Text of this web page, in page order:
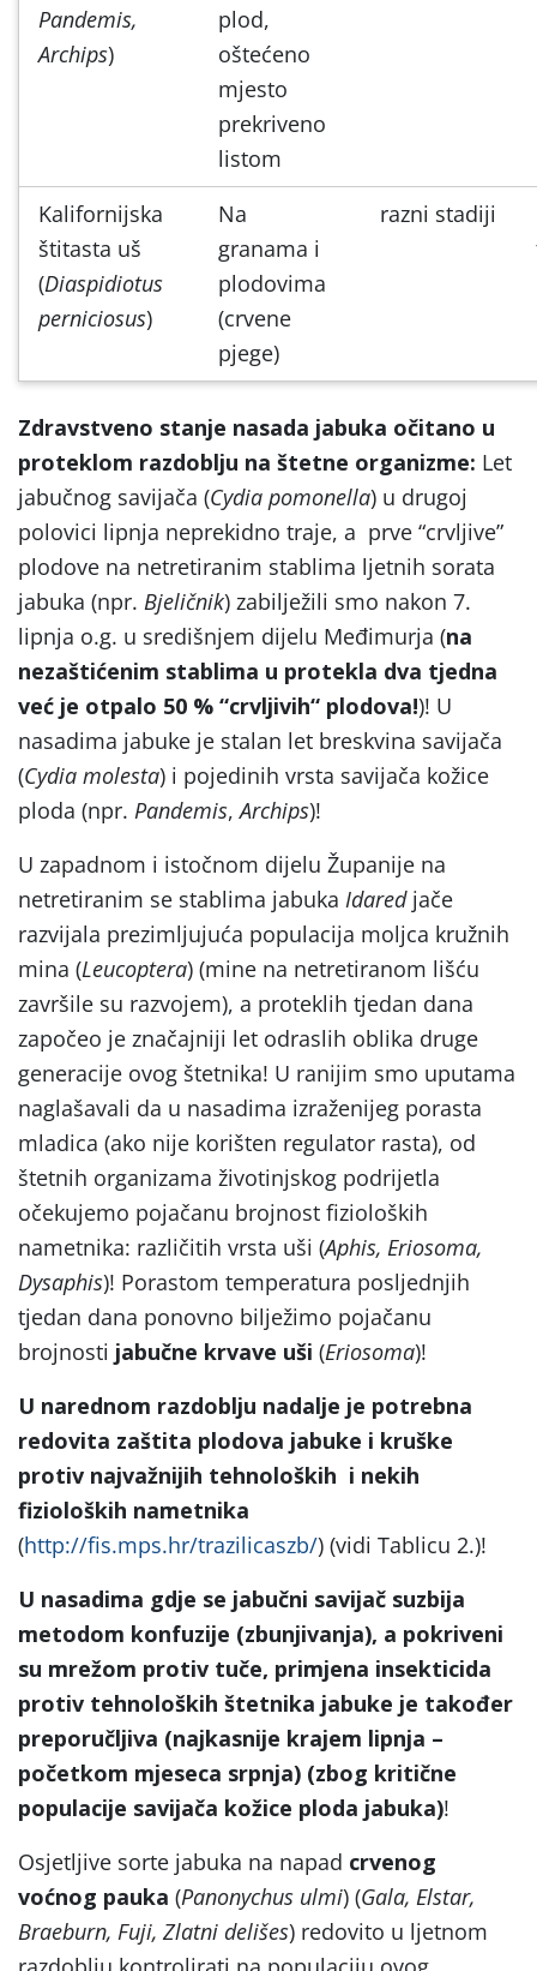
Pandemis,
Archips)
plod,
oštećeno
mjesto
prekriveno
listom
Kalifornijska
štitasta uš
(Diaspidiotus
perniciosus)
Na
granama i
plodovima
(crvene
pjege)
razni stadiji
Zdravstveno stanje nasada jabuka očitano u
proteklom razdoblju na štetne organizme: Let
jabučnog savijača (Cydia pomonella) u drugoj
polovici lipnja neprekidno traje, a prve “crvljive”
plodove na netretiranim stablima ljetnih sorata
jabuka (npr. Bjeličnik) zabilježili smo nakon 7.
lipnja o.g. u središnjem dijelu Međimurja (na
nezaštićenim stablima u protekla dva tjedna
već je otpalo 50 % “crvljivih“ plodova!)! U
nasadima jabuke je stalan let breskvina savijača
(Cydia molesta) i pojedinih vrsta savijača kožice
ploda (npr. Pandemis,Archips)!
U zapadnom i istočnom dijelu Županije na
netretiranim se stablima jabuka Idaredjače
razvijala prezimljujuća populacija moljca kružnih
mina (Leucoptera) (mine na netretiranom lišću
završile su razvojem), a proteklih tjedan dana
započeo je značajniji let odraslih oblika druge
generacije ovog štetnika! U ranijim smo uputama
naglašavali da u nasadima izraženijeg porasta
mladica (ako nije korišten regulator rasta), od
štetnih organizama životinjskog podrijetla
očekujemo pojačanu brojnost fizioloških
nametnika: različitih vrsta uši (Aphis, Eriosoma,
Dysaphis)! Porastom temperatura posljednjih
tjedan dana ponovno bilježimo pojačanu
brojnosti jabučne krvave uši (Eriosoma)!
U narednom razdoblju nadalje je potrebna
redovita zaštita plodova jabuke i kruške
protiv najvažnijih tehnoloških i nekih
fizioloških nametnika
(http://fis.mps.hr/trazilicaszb/) (vidi Tablicu 2.)!
U nasadima gdje se jabučni savijač suzbija
metodom konfuzije (zbunjivanja), a pokriveni
su mrežom protiv tuče, primjena insekticida
protiv tehnoloških štetnika jabuke je također
preporučljiva (najkasnije krajem lipnja –
početkom mjeseca srpnja) (zbog kritične
populacije savijača kožice ploda jabuka)!
Osjetljive sorte jabuka na napad crvenog
voćnog pauka (Panonychus ulmi) (Gala, Elstar,
Braeburn, Fuji, Zlatni delišes) redovito u ljetnom